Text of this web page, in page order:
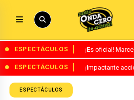
ESPECTÁCULOS ¡Es oficial!
ESPECTÁCULOS ¡Impactante
ESPECTÁCULOS